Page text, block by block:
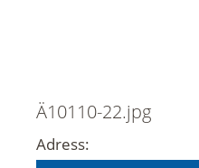
Ä10110-22.jpg
Adress: